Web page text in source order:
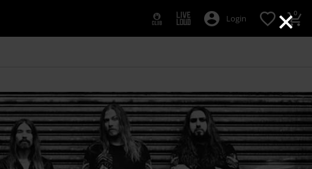
×
Login 0